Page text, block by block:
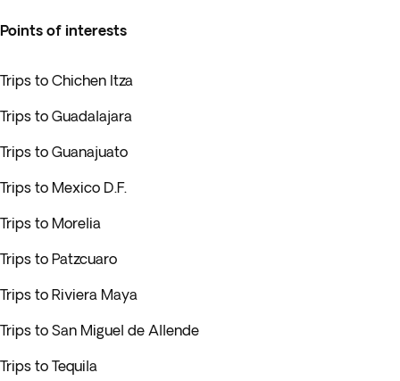
Points of interests
Trips to Chichen Itza
Trips to Guadalajara
Trips to Guanajuato
Trips to Mexico D.F.
Trips to Morelia
Trips to Patzcuaro
Trips to Riviera Maya
Trips to San Miguel de Allende
Trips to Tequila